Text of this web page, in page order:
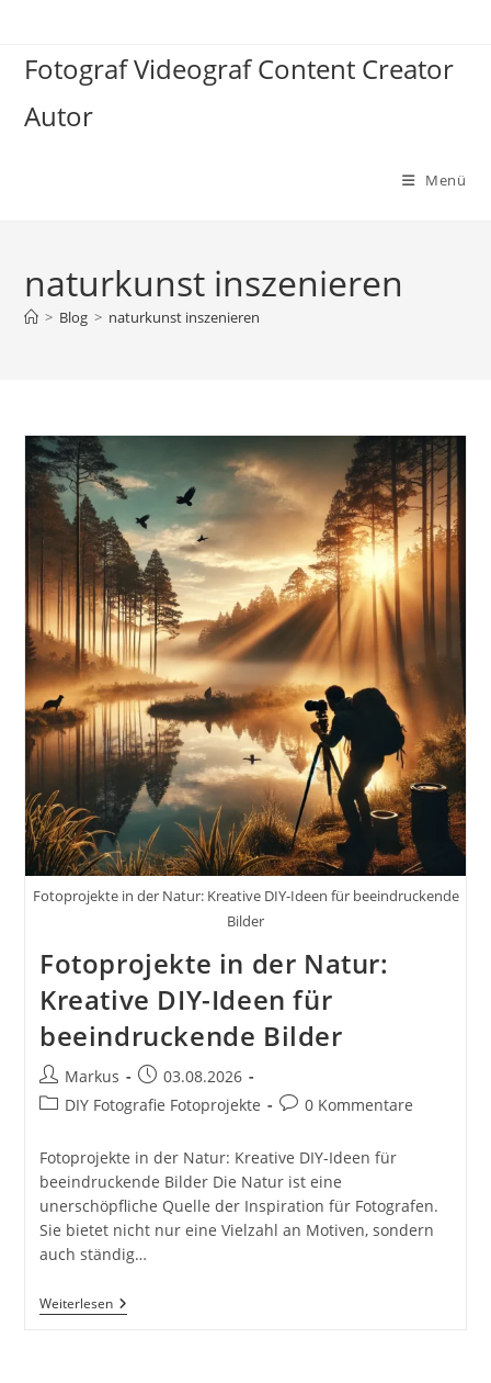
springen
Fotograf Videograf Content Creator
Autor
Menü
naturkunst inszenieren
> Blog > naturkunst inszenieren
Fotoprojekte in der Natur: Kreative DIY-Ideen für beeindruckende
Bilder
Fotoprojekte in der Natur:
Kreative DIY-Ideen für
beeindruckende Bilder
Beitrags-
Autor:
Markus
Beitrag
veröffentlicht:
03.08.2026
Beitrags-
DIY Fotografie Fotoprojekte
Beitrags-
0 Kommentare
Fotoprojekte in der Natur: Kreative DIY-Ideen für
beeindruckende Bilder Die Natur ist eine
unerschöpfliche Quelle der Inspiration für Fotografen.
Sie bietet nicht nur eine Vielzahl an Motiven, sondern
auch ständig…
WeiterlesenFotoprojekte
In